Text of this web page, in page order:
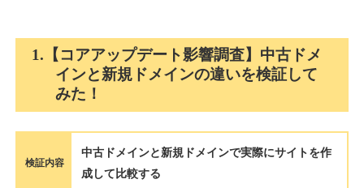
詳細を見る
holocardstrategy.jp
ジャンル趣味
DA40 外部リンク数
3,300円 入札 3件
1.【コアアップデート影響調査】中古ドメ
インと新規ドメインの違いを検証して
みた！
検証内容
中古ドメインと新規ドメインで実際にサイトを作
成して比較する